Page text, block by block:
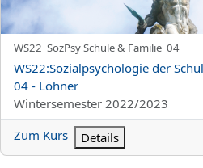
Kurzer Kursname
WS22_SozPsy Schule & Familie_04
Kursname
WS22:Sozialpsychologie der
04 - Löhner
Kursbereich
Wintersemester 2022/2023
Zum Kurs
Details